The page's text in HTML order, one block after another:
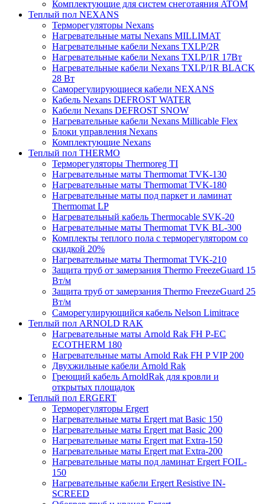
Комплектующие для систем снеготаяния ATOM
Теплый пол NEXANS
Терморегуляторы Nexans
Нагревательные маты Nexans MILLIMAT
Нагревательные кабели Nexans TXLP/2R
Нагревательные кабели Nexans TXLP/1R 17Вт
Нагревательные кабели Nexans TXLP/1R BLACK
28 Вт
Саморегулирующиеся кабели NEXANS
Кабель Nexans DEFROST WATER
Кабели Nexans DEFROST SNOW
Нагревательные кабели Nexans Millicable Flex
Блоки управления Nexans
Комплектующие Nexans
Теплый пол THERMO
Терморегуляторы Thermoreg TI
Нагревательные маты Thermomat TVK-130
Нагревательные маты Thermomat TVK-180
Нагревательные маты под паркет и ламинат
Thermomat LP
Нагревательный кабель Thermocable SVK-20
Нагревательные маты Thermomat TVK BL-300
Комплекты теплого пола с терморегулятором со
скидкой 20%
Нагревательные маты Thermomat TVK-210
Защита труб от замерзания Thermo FreezeGuard 15
Вт/м
Защита труб от замерзания Thermo FreezeGuard 25
Вт/м
Саморегулирующийся кабель Nelson Limitrace
Теплый пол ARNOLD RAK
Нагревательные маты Arnold Rak FH P-EC
ECOTHERM 180
Нагревательные маты Arnold Rak FH P VIP 200
Двухжильные кабели Arnold Rak
Греющий кабель ArnoldRak для кровли и
открытых площадок
Теплый пол ERGERT
Терморегуляторы Ergert
Нагревательные маты Ergert mat Basic 150
Нагревательные маты Ergert mat Basic 200
Нагревательные маты Ergert mat Extra-150
Нагревательные маты Ergert mat Extra-200
Нагревательные маты под ламинат Ergert FOIL-
150
Нагревательные кабели Ergert Resistive IN-
SCREED